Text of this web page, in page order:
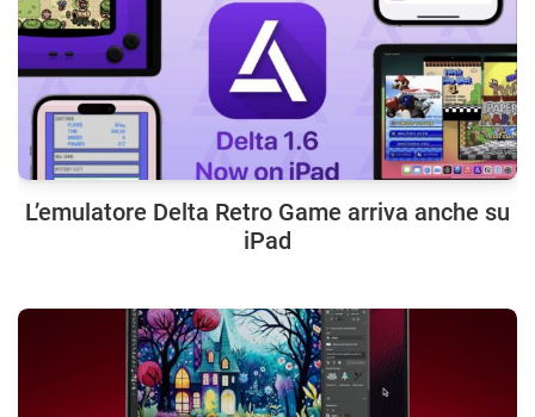
L’emulatore Delta Retro Game arriva anche su
iPad